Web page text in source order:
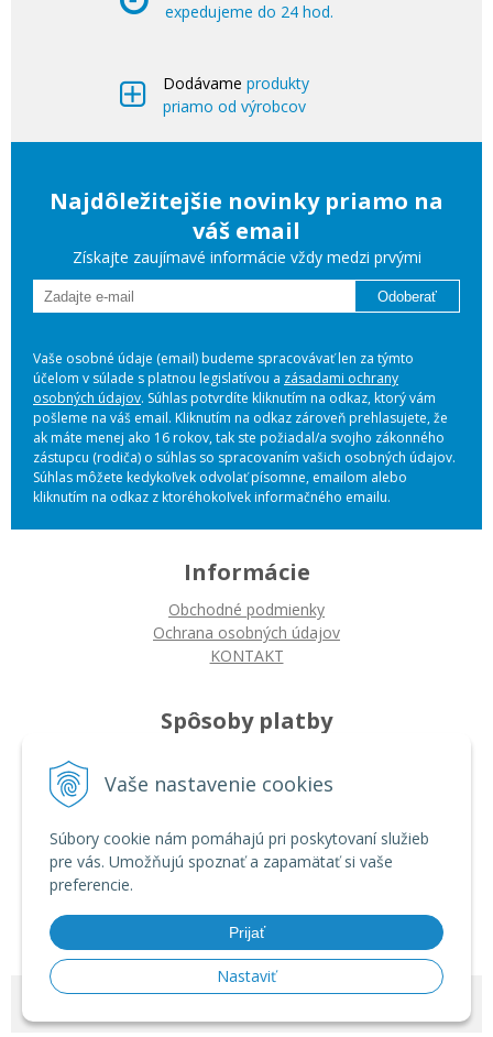
Vaše nastavenie cookies
Súbory cookie nám pomáhajú pri poskytovaní služieb
pre vás. Umožňujú spoznať a zapamätať si vaše
preferencie.
Prijať
Nastaviť
expedujeme do 24 hod.
Dodávame produkty
priamo od výrobcov
Najdôležitejšie novinky priamo na
váš email
Získajte zaujímavé informácie vždy medzi prvými
Odoberať
Vaše osobné údaje (email) budeme spracovávať len za týmto
účelom v súlade s platnou legislatívou a zásadami ochrany
osobných údajov. Súhlas potvrdíte kliknutím na odkaz, ktorý vám
pošleme na váš email. Kliknutím na odkaz zároveň prehlasujete, že
ak máte menej ako 16 rokov, tak ste požiadal/a svojho zákonného
zástupcu (rodiča) o súhlas so spracovaním vašich osobných údajov.
Súhlas môžete kedykoľvek odvolať písomne, emailom alebo
kliknutím na odkaz z ktoréhokoľvek informačného emailu.
Informácie
Obchodné podmienky
Ochrana osobných údajov
KONTAKT
Spôsoby platby
Platba bankovým prevodom
Ako nakupovať
Autorizované servisy
© 2026 ARDIN •tvorba eshopu cez UNIobchod,webhostingspoločnosti